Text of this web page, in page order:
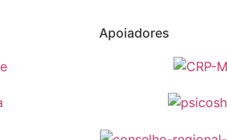
Apoiadores